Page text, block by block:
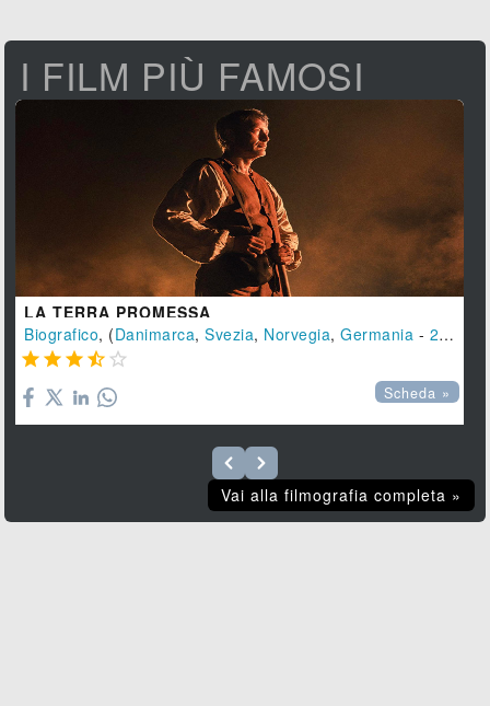
I FILM PIÙ FAMOSI
LA TERRA PROMESSA
Biografico, (Danimarca,Svezia, Norvegia,Germania - 2023
    
Scheda »
Vai alla filmografia completa »